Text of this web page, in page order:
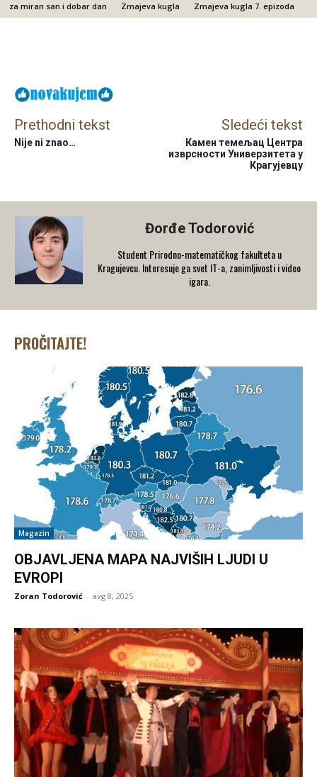
za miran san i dobar dan
Zmajeva kugla Zmajeva kugla 7. epizoda
Prethodni tekst
Nije ni znao…
Sledeći tekst
Камен темељац Центра
изврсности Универзитета у
Крагујевцу
Đorđe Todorović
Student Prirodno-matematičkog fakulteta u
Kragujevcu. Interesuje ga svet IT-a, zanimljivosti i video
igara.
PROČITAJTE!
Magazin
OBJAVLJENA MAPA NAJVIŠIH LJUDI U
EVROPI
Zoran Todorović - avg 8, 2025